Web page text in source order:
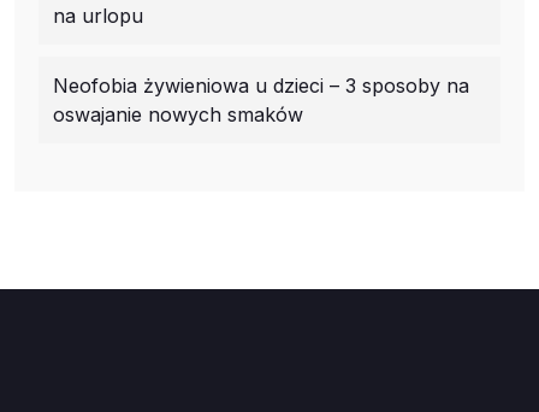
na urlopu
Neofobia żywieniowa u dzieci – 3 sposoby na
oswajanie nowych smaków